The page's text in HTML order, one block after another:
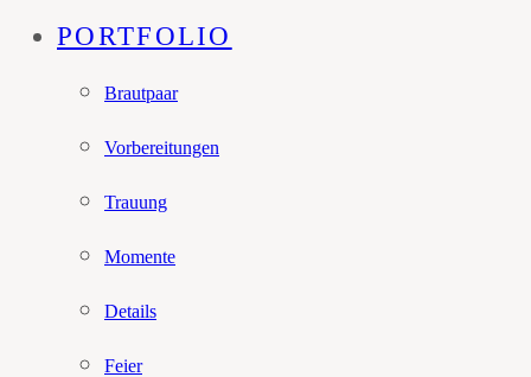
PORTFOLIO
Brautpaar
Vorbereitungen
Trauung
Momente
Details
Feier